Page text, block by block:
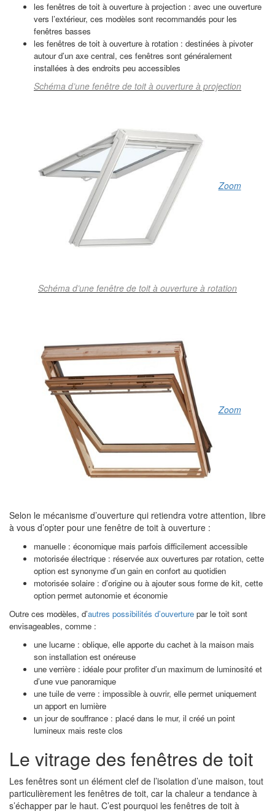
les fenêtres de toit à ouverture à projection : avec une ouverture
vers l’extérieur, ces modèles sont recommandés pour les
fenêtres basses
les fenêtres de toit à ouverture à rotation : destinées à pivoter
autour d’un axe central, ces fenêtres sont généralement
installées à des endroits peu accessibles
Schéma d’une fenêtre de toit à ouverture à projection
Zoom
Schéma d’une fenêtre de toit à ouverture à rotation
Zoom
Selon le mécanisme d’ouverture qui retiendra votre attention, libre
à vous d’opter pour une fenêtre de toit à ouverture :
manuelle : économique mais parfois difficilement accessible
motorisée électrique : réservée aux ouvertures par rotation, cette
option est synonyme d’un gain en confort au quotidien
motorisée solaire : d’origine ou à ajouter sous forme de kit, cette
option permet autonomie et économie
Outre ces modèles, d’autres possibilités d’ouverture par le toit sont
envisageables, comme :
une lucarne : oblique, elle apporte du cachet à la maison mais
son installation est onéreuse
une verrière : idéale pour profiter d’un maximum de luminosité et
d’une vue panoramique
une tuile de verre : impossible à ouvrir, elle permet uniquement
un apport en lumière
un jour de souffrance : placé dans le mur, il créé un point
lumineux mais reste clos
Le vitrage des fenêtres de toit
Les fenêtres sont un élément clef de l’isolation d’une maison, tout
particulièrement les fenêtres de toit, car la chaleur a tendance à
s’échapper par le haut. C’est pourquoi les fenêtres de toit à